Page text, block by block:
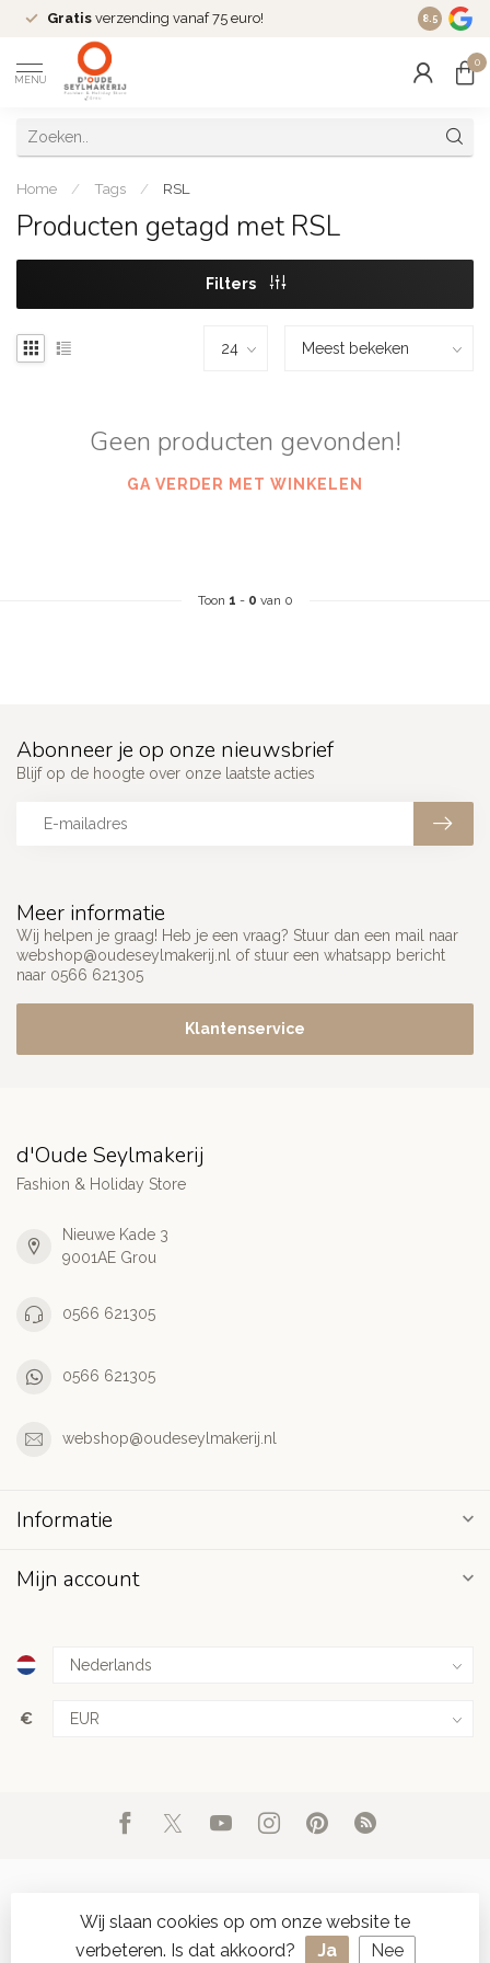
Gratis verzending vanaf 75 euro! Dé
8.5
MENU
0
Home / Tags / RSL
Producten getagd met RSL
Filters
Geen producten gevonden!
GA VERDER MET WINKELEN
Toon 1 - 0 van 0
Meer informatie
Wij helpen je graag! Heb je een vraag? Stuur dan een mail naar
webshop@oudeseylmakerij.nl
of stuur een whatsapp bericht
naar 0566 621305
Klantenservice
Abonneer je op onze nieuwsbrief
Blijf op de hoogte over onze laatste acties
d'Oude Seylmakerij
Fashion & Holiday Store
Nieuwe Kade 3
9001AE Grou
0566 621305
0566 621305
webshop@oudeseylmakerij.nl
Informatie
Mijn account
€
© Copyright 2026 d'Oude Seylmakerij- Powered by Lightspeed
Wij slaan cookies op om onze website te
verbeteren. Is dat akkoord?
Ja Nee